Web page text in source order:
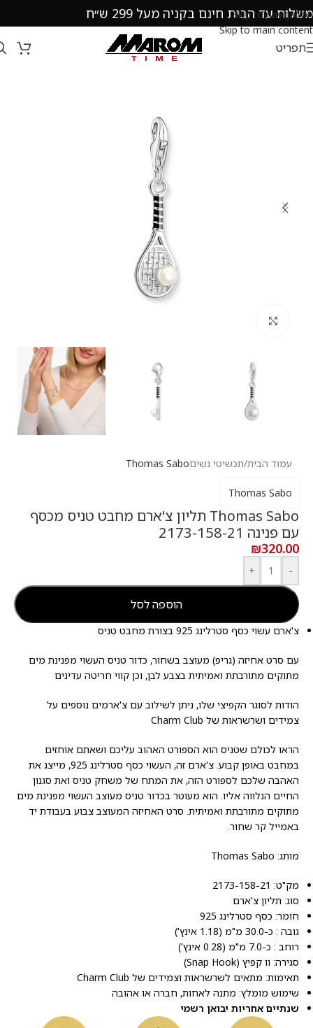
Skip to navigation
Skip to main content
משלוח עד הבית חינם בקניה מעל 299 ש״ח
תפריט
עמוד הבית/תכשיטי נשיםThomas Sabo
Thomas Sabo תליון צ'ארם מחבט טניס מכסף
עם פנינה 2173-158-21
Thomas Sabo
₪320.00
-
+
הוספה לסל
צ'ארם עשוי כסף סטרלינג 925 בצורת מחבט טניס
עם סרט אחיזה (גריפ) מעוצב בשחור, כדור טניס העשוי מפנינת מים
מתוקים מתורבתת ואמיתית בצבע לבן, וכן קווי חריטה עדינים
הודות לסוגר הקפיצי שלו, ניתן לשילוב עם צ'ארמים נוספים על
צמידים ושרשראות של Charm Club
הראו לכולם שטניס הוא הספורט האהוב עליכם ושאתם אוחזים
במחבט באופן קבוע. צ'ארם זה, העשוי כסף סטרלינג 925, מייצג את
האהבה שלכם לספורט הזה, את המתח של משחק טניס ואת סגנון
החיים הנלווה אליו. הוא מעוטר בכדור טניס מעוצב העשוי מפנינת מים
מתוקים מתורבתת ואמיתית. סרט האחיזה המעוצב צבוע בעבודת יד
באמייל קר שחור.
מותג: Thomas Sabo
מק"ט: 2173-158-21
סוג: תליון צ'ארם
חומר: כסף סטרלינג 925
גובה : כ-30.0 מ"מ (1.18 אינץ')
רוחב : כ-7.0 מ"מ (0.28 אינץ')
סגירה: וו קפיץ (Snap Hook)
תאימות: מתאים לשרשראות וצמידים של Charm Club
שימוש מומלץ: מתנה לאחות, חברה או אהובה
שנתיים אחריות יבואן רשמי